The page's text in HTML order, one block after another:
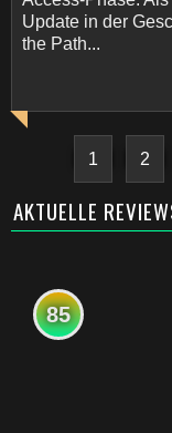
Update in der
the Path...
1 2
AKTUELLE
85